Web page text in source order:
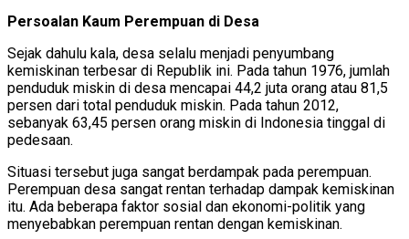
Persoalan Kaum Perempuan di Desa
Sejak dahulu kala, desa selalu menjadi penyumbang
kemiskinan terbesar di Republik ini. Pada tahun 1976, jumlah
penduduk miskin di desa mencapai 44,2 juta orang atau 81,5
persen dari total penduduk miskin. Pada tahun 2012,
sebanyak 63,45 persen orang miskin di Indonesia tinggal di
pedesaan.
Situasi tersebut juga sangat berdampak pada perempuan.
Perempuan desa sangat rentan terhadap dampak kemiskinan
itu. Ada beberapa faktor sosial dan ekonomi-politik yang
menyebabkan perempuan rentan dengan kemiskinan.